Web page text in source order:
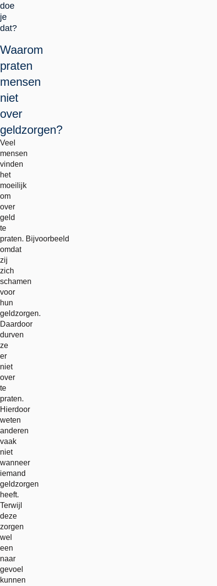
doe
je
dat?
Waarom
praten
mensen
niet
over
geldzorgen?
Veel
mensen
vinden
het
moeilijk
om
over
geld
te
praten. Bijvoorbeeld
omdat
zij
zich
schamen
voor
hun
geldzorgen.
Daardoor
durven
ze
er
niet
over
te
praten.
Hierdoor
weten
anderen
vaak
niet
wanneer
iemand
geldzorgen
heeft.
Terwijl
deze
zorgen
wel
een
naar
gevoel
kunnen